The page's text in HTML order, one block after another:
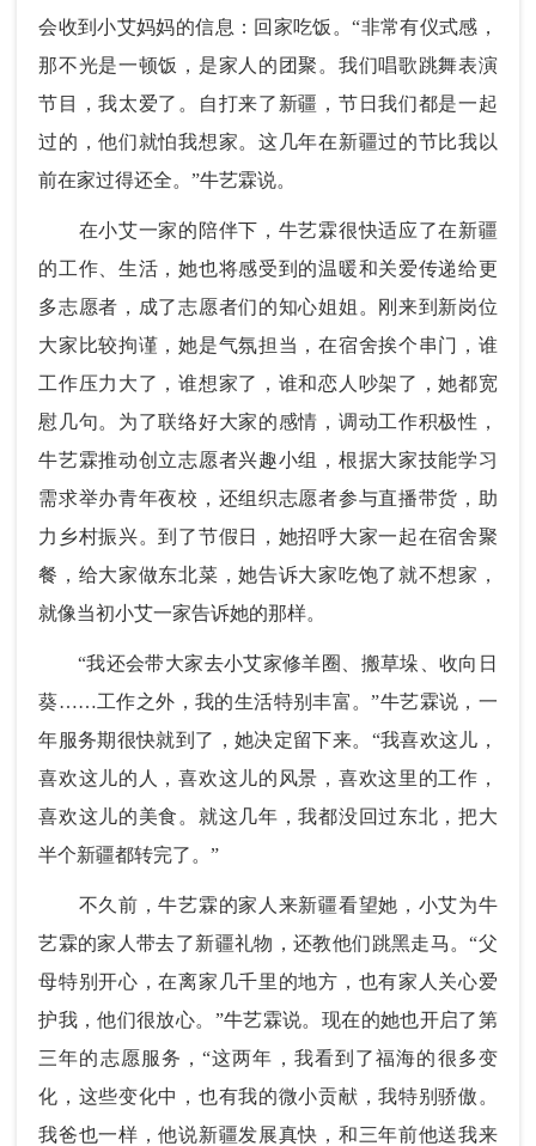
会收到小艾妈妈的信息：回家吃饭。“非常有仪式感，
那不光是一顿饭，是家人的团聚。我们唱歌跳舞表演
节目，我太爱了。自打来了新疆，节日我们都是一起
过的，他们就怕我想家。这几年在新疆过的节比我以
前在家过得还全。”牛艺霖说。
在小艾一家的陪伴下，牛艺霖很快适应了在新疆
的工作、生活，她也将感受到的温暖和关爱传递给更
多志愿者，成了志愿者们的知心姐姐。刚来到新岗位
大家比较拘谨，她是气氛担当，在宿舍挨个串门，谁
工作压力大了，谁想家了，谁和恋人吵架了，她都宽
慰几句。为了联络好大家的感情，调动工作积极性，
牛艺霖推动创立志愿者兴趣小组，根据大家技能学习
需求举办青年夜校，还组织志愿者参与直播带货，助
力乡村振兴。到了节假日，她招呼大家一起在宿舍聚
餐，给大家做东北菜，她告诉大家吃饱了就不想家，
就像当初小艾一家告诉她的那样。
“我还会带大家去小艾家修羊圈、搬草垛、收向日
葵……工作之外，我的生活特别丰富。”牛艺霖说，一
年服务期很快就到了，她决定留下来。“我喜欢这儿，
喜欢这儿的人，喜欢这儿的风景，喜欢这里的工作，
喜欢这儿的美食。就这几年，我都没回过东北，把大
半个新疆都转完了。”
不久前，牛艺霖的家人来新疆看望她，小艾为牛
艺霖的家人带去了新疆礼物，还教他们跳黑走马。“父
母特别开心，在离家几千里的地方，也有家人关心爱
护我，他们很放心。”牛艺霖说。现在的她也开启了第
三年的志愿服务，“这两年，我看到了福海的很多变
化，这些变化中，也有我的微小贡献，我特别骄傲。
我爸也一样，他说新疆发展真快，和三年前他送我来